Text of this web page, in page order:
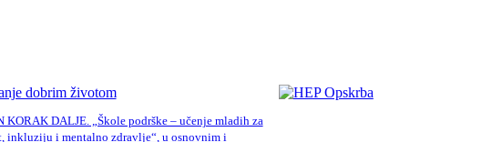
dobrim životom
KORAK DALJE. „Škole podrške – učenje mladih za
inkluziju i mentalno zdravlje“, u osnovnim i